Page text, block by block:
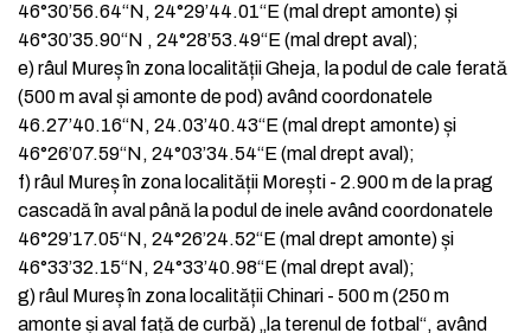
46°30’56.64“N, 24°29’44.01“E (mal drept amonte) și
46°30’35.90“N , 24°28’53.49“E (mal drept aval);
e)râul Mureș în zona localității Gheja, la podul de cale ferată
(500 m aval și amonte de pod) având coordonatele
46.27’40.16“N, 24.03’40.43“E (mal drept amonte) și
46°26’07.59“N, 24°03’34.54“E (mal drept aval);
f)râul Mureș în zona localității Morești - 2.900 m de la prag
cascadă în aval până la podul de inele având coordonatele
46°29’17.05“N, 24°26’24.52“E (mal drept amonte) și
46°33’32.15“N, 24°33’40.98“E (mal drept aval);
g)râul Mureș în zona localității Chinari - 500 m (250 m
amonte și aval față de curbă) „la terenul de fotbal“, având